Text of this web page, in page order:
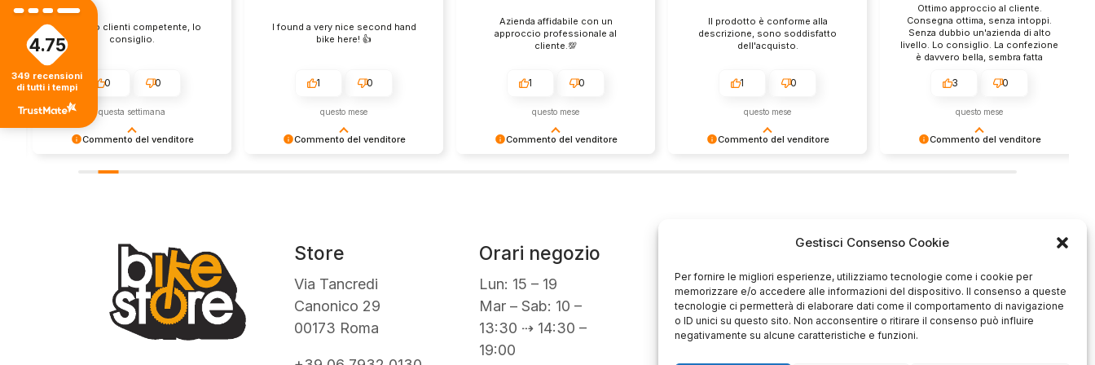
Gestisci Consenso Cookie
Per fornire le migliori esperienze, utilizziamo tecnologie come i cookie per
memorizzare e/o accedere alle informazioni del dispositivo. Il consenso a queste
tecnologie ci permetterà di elaborare dati come il comportamento di navigazione
o ID unici su questo sito. Non acconsentire o ritirare il consenso può influire
negativamente su alcune caratteristiche e funzioni.
Commento del venditore
Servizio clienti competente, lo
consiglio.
0 0
questa settimana
Commento del venditore
I found a very nice second hand
bike here! 👍️
1 0
questo mese
Commento del venditore
Azienda affidabile con un
approccio professionale al
cliente.💯
1 0
questo mese
Commento del venditore
Il prodotto è conforme alla
descrizione, sono soddisfatto
dell'acquisto.
1 0
questo mese
Commento del venditore
tornerai da noi :) Saluti
Ottimo approccio al cliente.
Consegna ottima, senza intoppi.
Senza dubbio un'azienda di alto
livello. Lo consiglio. La confezione
è davvero bella, sembra fatta
3 0
questo mese
Store
Via Tancredi
Canonico 29
00173 Roma
Orari negozio
Lun: 15 – 19
Mar – Sab: 10 –
13:30 ⇢ 14:30 –
19:00
Easy Ride
30gg0rischi
Servizi Officina
Valutazione usato
Azienda
Contatti
Privacy policy
Termini e
4.75
349 recensioni
di tutti i tempi